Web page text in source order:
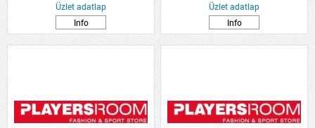
Üzlet adatlap
Info
Üzlet adatlap
Info